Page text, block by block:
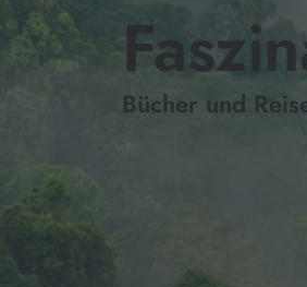
Bücher und